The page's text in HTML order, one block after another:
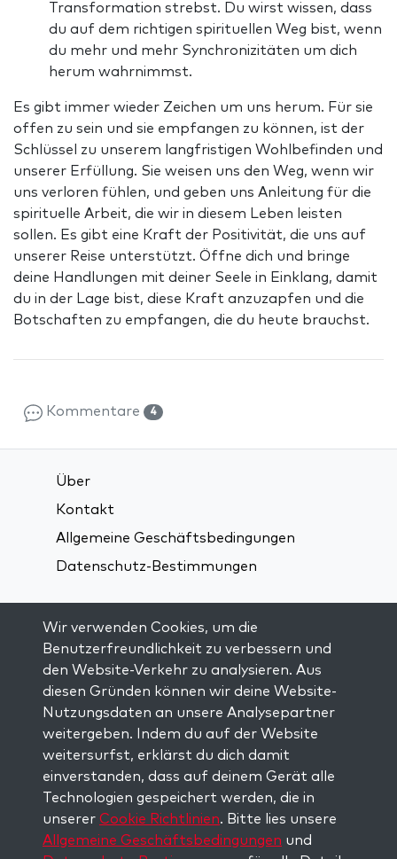
Transformation strebst. Du wirst wissen, dass
du auf dem richtigen spirituellen Weg bist, wenn
du mehr und mehr Synchronizitäten um dich
herum wahrnimmst.
Es gibt immer wieder Zeichen um uns herum. Für sie
offen zu sein und sie empfangen zu können, ist der
Schlüssel zu unserem langfristigen Wohlbefinden und
unserer Erfüllung. Sie weisen uns den Weg, wenn wir
uns verloren fühlen, und geben uns Anleitung für die
spirituelle Arbeit, die wir in diesem Leben leisten
sollen. Es gibt eine Kraft der Positivität, die uns auf
unserer Reise unterstützt. Öffne dich und bringe
deine Handlungen mit deiner Seele in Einklang, damit
du in der Lage bist, diese Kraft anzuzapfen und die
Botschaften zu empfangen, die du heute brauchst.
Kommentare 4
Über
Kontakt
Allgemeine Geschäftsbedingungen
Datenschutz-Bestimmungen
Verbindung über soziale Medien:
Visit kabbalah master classes
AUF DEM LAUFENDEN BLEIBEN
Trage dich in unsere Mailingliste ein und
erhalte wöchentlich neue Anregungen in
deinem Posteingang.
Anmelden
Wir verwenden Cookies, um die
Benutzerfreundlichkeit zu verbessern und
den Website-Verkehr zu analysieren. Aus
diesen Gründen können wir deine Website-
Nutzungsdaten an unsere Analysepartner
weitergeben. Indem du auf der Website
weitersurfst, erklärst du dich damit
einverstanden, dass auf deinem Gerät alle
Technologien gespeichert werden, die in
unserer Cookie Richtlinien. Bitte lies unsere
Allgemeine Geschäftsbedingungen und